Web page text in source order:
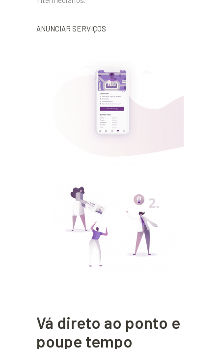
ANUNCIAR SERVIÇOS
Vá direto ao ponto e
poupe tempo